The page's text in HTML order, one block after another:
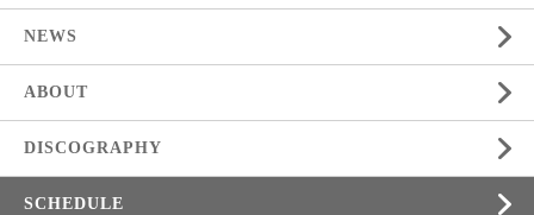
NEWS
ABOUT
DISCOGRAPHY
SCHEDULE